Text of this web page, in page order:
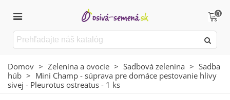
0
Domov > Zelenina a ovocie > Sadbová zelenina > Sadba
húb > Mini Champ - súprava pre domáce pestovanie hlivy
sivej - Pleurotus ostreatus - 1 ks